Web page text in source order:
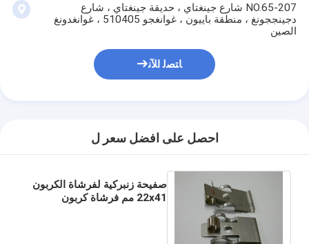
207-NO.65 شارع جينغتاي ، حديقة جينغتاي ، شارع
دجينججونغ ، منطقة باييون ، غوانغجو 510405 ، غوانغدونغ
الصين
ﺎﺘﺼﻟ ﺍﻶﻧ
احصل على افضل سعر ل
صفيحة زنبركية لفرشاة الكربون
22x41 مم فرشاة كربون